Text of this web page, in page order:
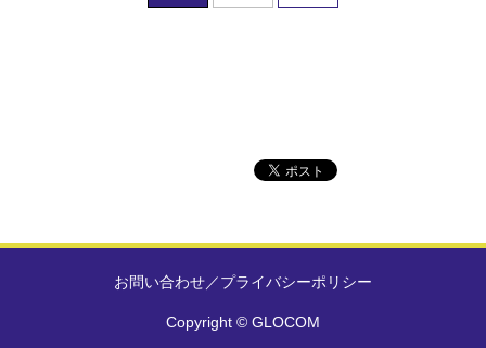
お問い合わせ／プライバシーポリシー
Copyright © GLOCOM